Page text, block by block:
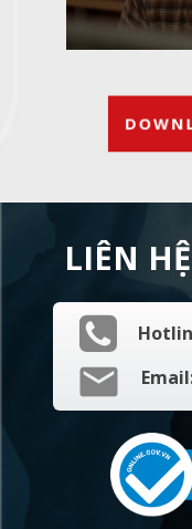
LIÊN